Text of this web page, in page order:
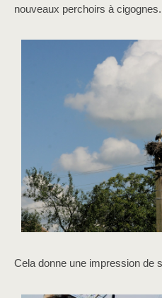
nouveaux perchoirs à cigognes.
Cela donne une impression de